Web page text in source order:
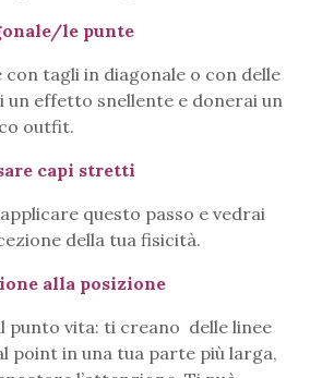
le punte
con tagli in diagonale o con delle
effetto snellente e donerai un
outfit.
capi stretti
questo passo e vedrai
della tua fisicità.
alla posizione
punto vita: ti creano delle linee
point in una tua parte più larga,